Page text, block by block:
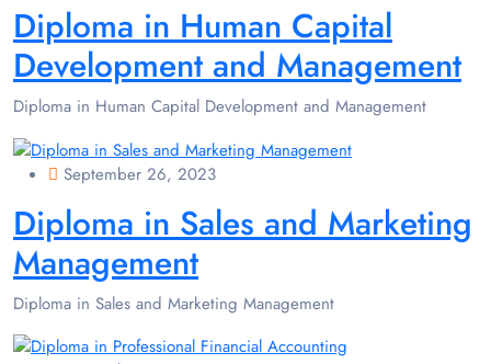
Diploma in Human Capital
Development and Management
Diploma in Human Capital Development and Management
September 26, 2023
Diploma in Sales and Marketing
Management
Diploma in Sales and Marketing Management